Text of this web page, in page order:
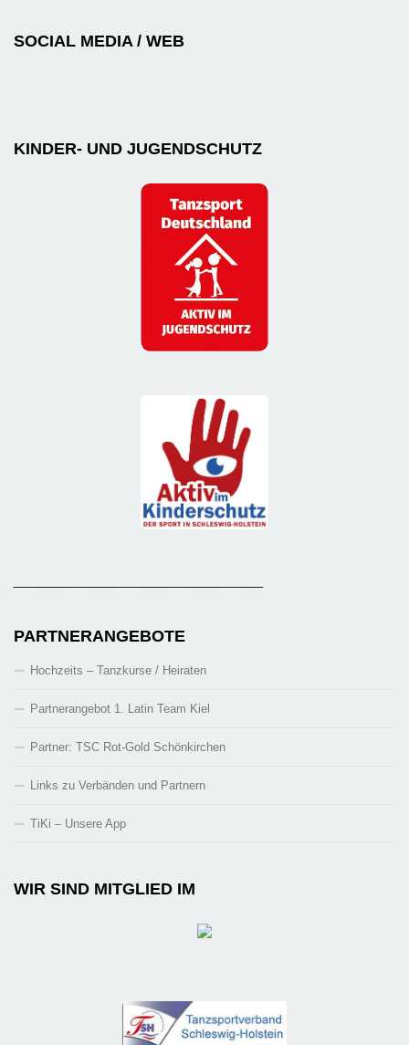
SOCIAL MEDIA / WEB
KINDER- UND JUGENDSCHUTZ
PARTNERANGEBOTE
Hochzeits – Tanzkurse / Heiraten
Partnerangebot 1. Latin Team Kiel
Partner: TSC Rot-Gold Schönkirchen
Links zu Verbänden und Partnern
TiKi – Unsere App
WIR SIND MITGLIED IM